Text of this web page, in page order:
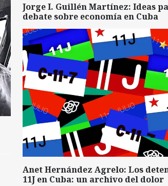
Jorge I. Guillén Martínez: Ideas
debate sobre economía en Cuba
Anet Hernández Agrelo: Los
11J en Cuba: un archivo del dolor